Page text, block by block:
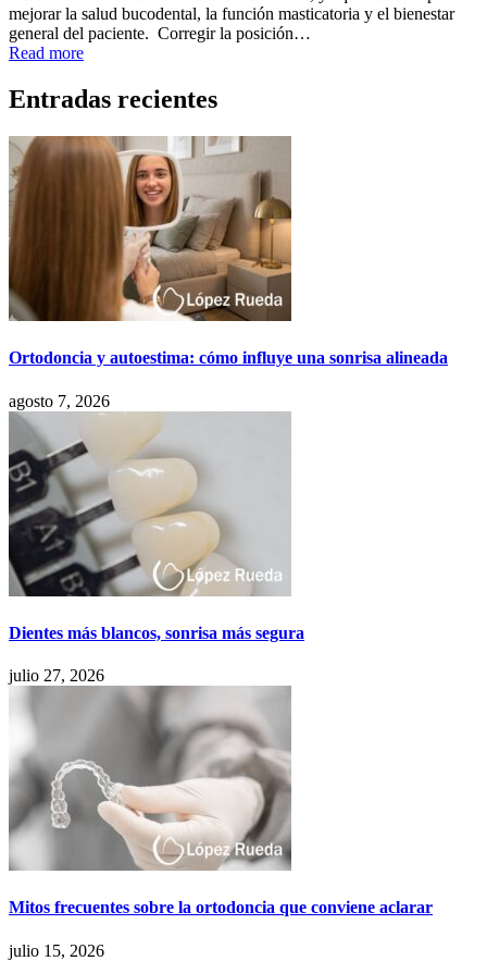
mejorar la salud bucodental, la función masticatoria y el bienestar
general del paciente. Corregir la posición…
Read more
Entradas recientes
Ortodoncia y autoestima: cómo influye una sonrisa alineada
agosto 7, 2026
Dientes más blancos, sonrisa más segura
julio 27, 2026
Mitos frecuentes sobre la ortodoncia que conviene aclarar
julio 15, 2026